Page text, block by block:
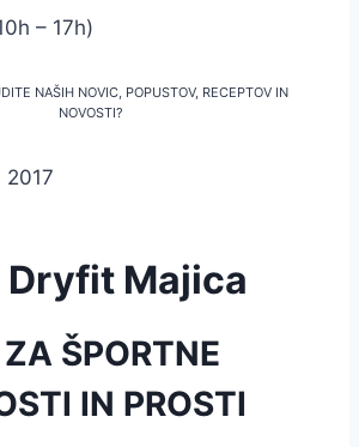
– 17h)
NAŠIH NOVIC, POPUSTOV, RECEPTOV IN
NOVOSTI?
Dryfit Majica
ŠPORTNE
IN PROSTI